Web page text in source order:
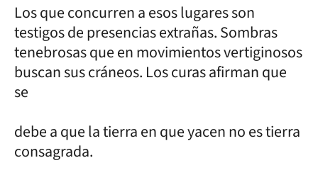
Los que concurren a esos lugares son
testigos de presencias extrañas. Sombras
tenebrosas que en movimientos vertiginosos
buscan sus cráneos. Los curas afirman que
se
debe a que la tierra en que yacen no es tierra
consagrada.